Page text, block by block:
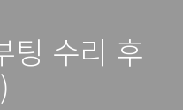
팅 수리 후